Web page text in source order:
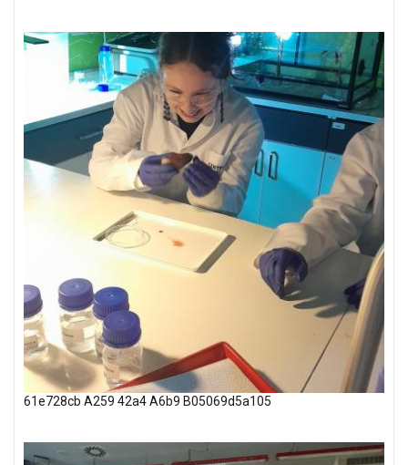
61e728cb A259 42a4 A6b9 B05069d5a105